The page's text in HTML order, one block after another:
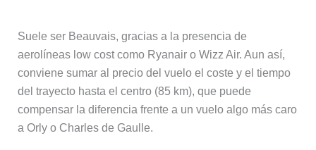
Suele ser Beauvais, gracias a la presencia de
aerolíneas low cost como Ryanair o Wizz Air. Aun así,
conviene sumar al precio del vuelo el coste y el tiempo
del trayecto hasta el centro (85 km), que puede
compensar la diferencia frente a un vuelo algo más caro
a Orly o Charles de Gaulle.